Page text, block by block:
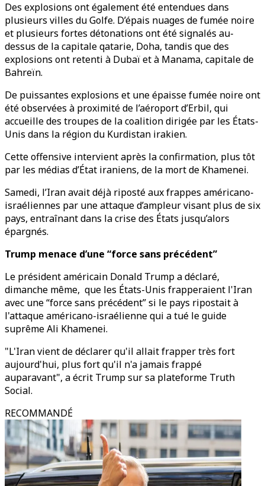
Des explosions ont également été entendues dans
plusieurs villes du Golfe. D’épais nuages de fumée noire
et plusieurs fortes détonations ont été signalés au-
dessus de la capitale qatarie, Doha, tandis que des
explosions ont retenti à Dubaï et à Manama, capitale de
Bahreïn.
De puissantes explosions et une épaisse fumée noire ont
été observées à proximité de l’aéroport d’Erbil, qui
accueille des troupes de la coalition dirigée par les États-
Unis dans la région du Kurdistan irakien.
Cette offensive intervient après la confirmation, plus tôt
par les médias d’État iraniens, de la mort de Khamenei.
Samedi, l’Iran avait déjà riposté aux frappes américano-
israéliennes par une attaque d’ampleur visant plus de six
pays, entraînant dans la crise des États jusqu’alors
épargnés.
Trump menace d’une “force sans précédent”
Le président américain Donald Trump a déclaré,
dimanche même, que les États-Unis frapperaient l'Iran
avec une “force sans précédent” si le pays ripostait à
l'attaque américano-israélienne qui a tué le guide
suprême Ali Khamenei.
"L'Iran vient de déclarer qu'il allait frapper très fort
aujourd'hui, plus fort qu'il n'a jamais frappé
auparavant", a écrit Trump sur sa plateforme Truth
Social.
RECOMMANDÉ